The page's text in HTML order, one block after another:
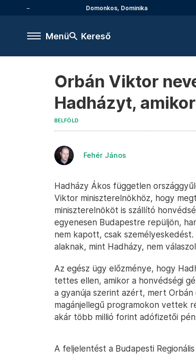
Domonkos, Dominika
Menü Kereső
Orbán Viktor
Hadházyt,
BELFÖLD
Fehér János
Hadházy Ákos független
Viktor miniszterelnökhöz, hogy
miniszterelnököt is szállító
egyenesen Budapestre repüljön,
nem kapott, csak
alaknak, mint Hadházy, nem
Az egész ügy előzménye, hogy
tettes ellen, amikor a honvédségi
a gyanúja szerint azért, mert
magánjellegű programokon vettek
akár több millió forint adófizetői
A feljelentést a Budapesti